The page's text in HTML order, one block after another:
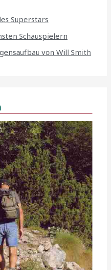
Superstars
Schauspielern
von Will Smith